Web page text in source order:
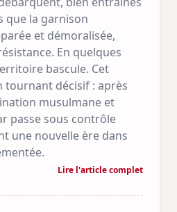
que la garnison
et démoralisée,
En quelques
bascule. Cet
tournant décisif : après
musulmane et
passe sous contrôle
une nouvelle ère dans
Lire l'article complet